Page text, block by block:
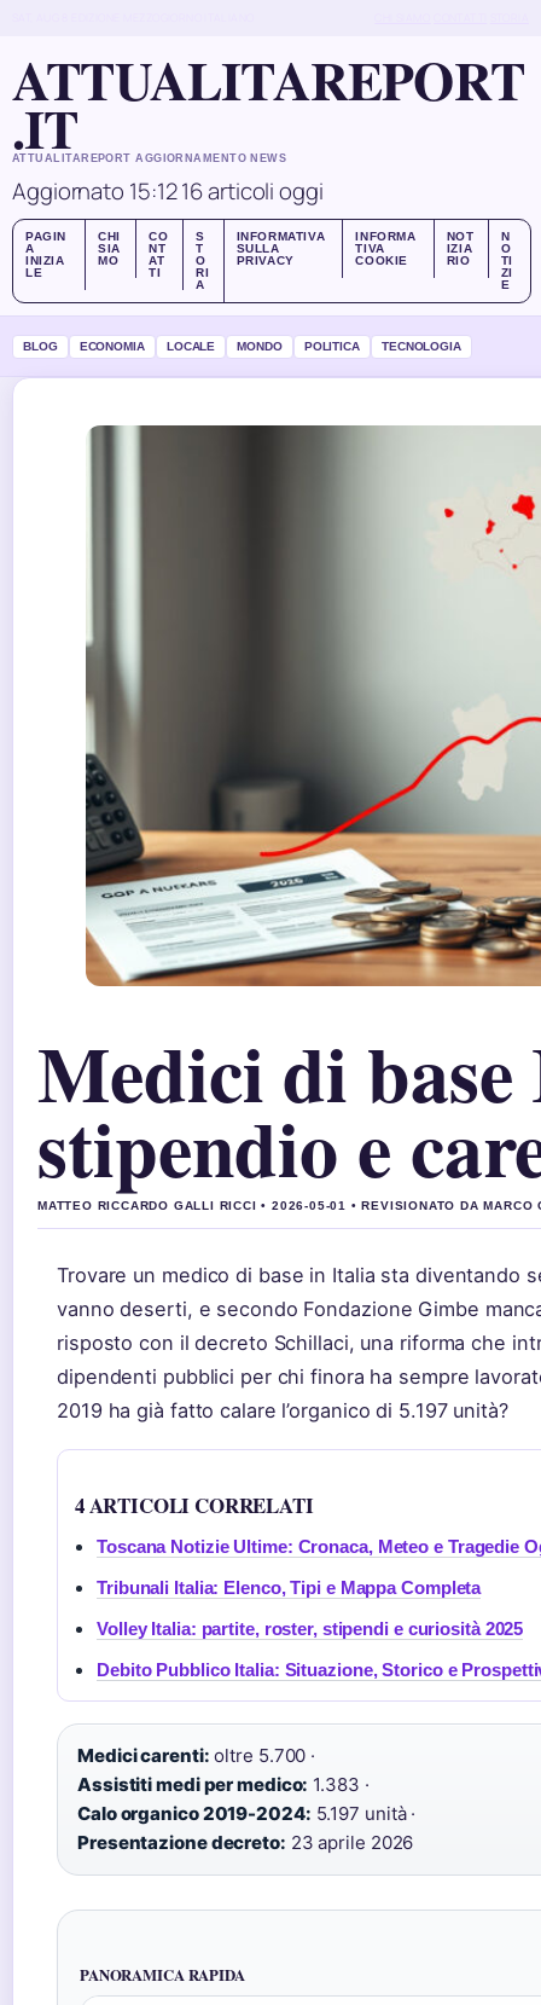
ATTUALITAREPORT
.IT
ATTUALITAREPORT AGGIORNAMENTO NEWS
Aggiornato 15:1216 articoli oggi
PAGIN
A
INIZIA
LE
CHI
SIA
MO
CO
NT
AT
TI
S
T
O
RI
A
INFORMATIVA
SULLA
PRIVACY
INFORMA
TIVA
COOKIE
NOT
IZIA
RIO
N
O
TI
ZI
E
BLOG ECONOMIA LOCALE MONDO POLITICA TECNOLOGIA
Medici di
stipendio e
MATTEO RICCARDO GALLI RICCI • 2026-05-01 • REVISIONATO DA MARCO
Trovare un medico di base in Italia sta diventando
vanno deserti, e secondo Fondazione Gimbe
risposto con il decreto Schillaci, una riforma che
dipendenti pubblici per chi finora ha sempre
2019 ha già fatto calare l’organico di 5.197 unità?
4 ARTICOLI CORRELATI
Toscana Notizie Ultime: Cronaca, Meteo e Tragedie
Tribunali Italia: Elenco, Tipi e Mappa Completa
Volley Italia: partite, roster, stipendi e curiosità 2025
Debito Pubblico Italia: Situazione, Storico e
Medici carenti: oltre 5.700 ·
Assistiti medi per medico: 1.383 ·
Calo organico 2019-2024: 5.197 unità ·
Presentazione decreto: 23 aprile 2026
PANORAMICA RAPIDA